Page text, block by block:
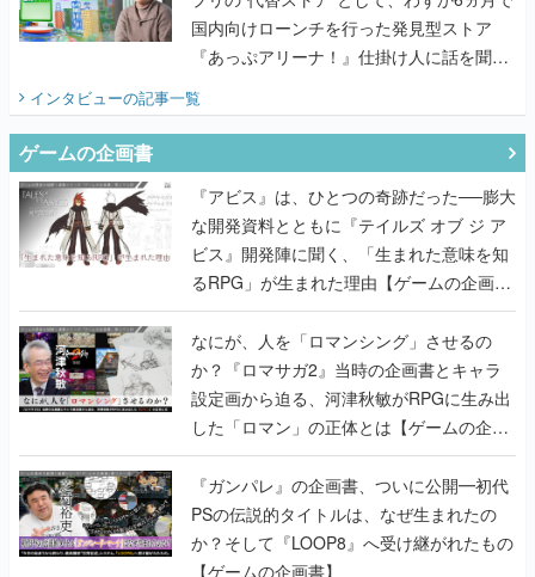
国内向けローンチを行った発見型ストア
『あっぷアリーナ！』仕掛け人に話を聞い
インタビューの記事一覧
ゲームの企画書
『アビス』は、ひとつの奇跡だった──膨大
な開発資料とともに『テイルズ オブ ジ ア
ビス』開発陣に聞く、「生まれた意味を知
るRPG」が生まれた理由【ゲームの企画
書】
なにが、人を「ロマンシング」させるの
か？『ロマサガ2』当時の企画書とキャラ
設定画から迫る、河津秋敏がRPGに生み出
した「ロマン」の正体とは【ゲームの企画
書】
『ガンパレ』の企画書、ついに公開━初代
PSの伝説的タイトルは、なぜ生まれたの
か？そして『LOOP8』へ受け継がれたもの
【ゲームの企画書】